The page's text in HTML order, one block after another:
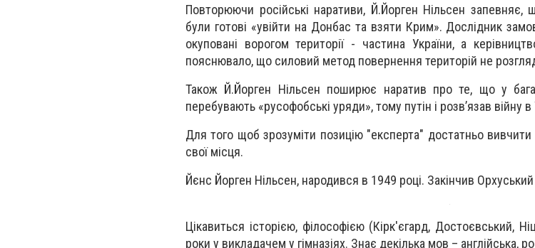
Повторюючи російські наративи, Й.Йорген Нільсен запевняє,
були готові «увійти на Донбас та взяти Крим». Дослідник
окуповані ворогом території - частина України, а
пояснювало, що силовий метод повернення територій не
Також Й.Йорген Нільсен поширює наратив про те, що у
перебувають «русофобські уряди», тому путін і розв’язав війну в
Для того щоб зрозуміти позицію "експерта" достатньо вивчити
свої місця.
Йєнс Йорген Нільсен, народився в 1949 році. Закінчив Орхуський
Цікавиться історією, філософією (Кірк'єгард, Достоєвський,
роки у викладачем у гімназіях. Знає декілька мов – англійська,